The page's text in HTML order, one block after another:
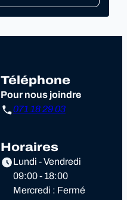
Téléphone
Pour nous joindre
071 18 29 03
Horaires
Lundi - Vendredi
09:00 - 18:00
Mercredi : Fermé